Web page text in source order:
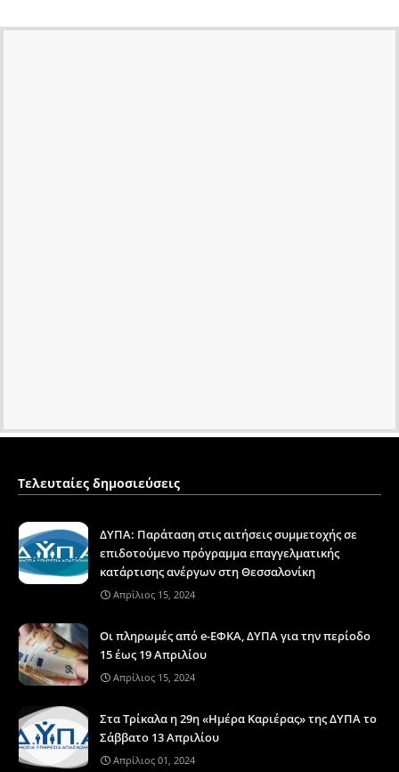
Τελευταίες δημοσιεύσεις
ΔΥΠΑ: Παράταση στις αιτήσεις συμμετοχής σε
επιδοτούμενο πρόγραμμα επαγγελματικής
κατάρτισης ανέργων στη Θεσσαλονίκη
Απρίλιος 15, 2024
Οι πληρωμές από e-ΕΦΚΑ, ΔΥΠΑ για την περίοδο
15 έως 19 Απριλίου
Απρίλιος 15, 2024
Στα Τρίκαλα η 29η «Ημέρα Καριέρας» της ΔΥΠΑ το
Σάββατο 13 Απριλίου
Απρίλιος 01, 2024